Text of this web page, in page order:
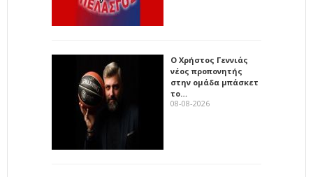
Ο Χρήστος Γεννιάς
νέος προπονητής
στην ομάδα μπάσκετ
το…
08-08-2026